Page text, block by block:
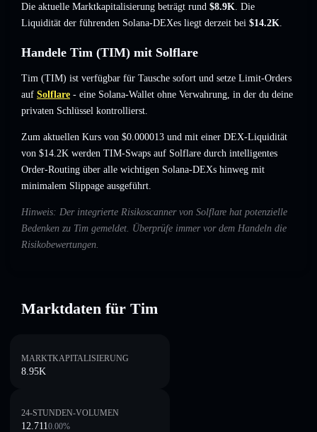
Die aktuelle Marktkapitalisierung beträgt rund $8.9K. Die
Liquidität der führenden Solana-DEXes liegt derzeit bei $14.2K.
Handele Tim (TIM) mit Solflare
Tim (TIM) ist verfügbar für Tausche sofort und setze Limit-Orders
auf Solflare - eine Solana-Wallet ohne Verwahrung, in der du deine
privaten Schlüssel kontrollierst.
Zum aktuellen Kurs von $0.000013 und mit einer DEX-Liquidität
von $14.2K werden TIM-Swaps auf Solflare durch intelligentes
Order-Routing über alle wichtigen Solana-DEXs hinweg mit
minimalem Slippage ausgeführt.
Hinweis: Der integrierte Risikoscanner von Solflare hat potenzielle
Bedenken zu Tim gemeldet. Überprüfe immer vor dem Handeln die
Risikobewertungen.
Marktdaten für Tim
MARKTKAPITALISIERUNG
8.95K
24-STUNDEN-VOLUMEN
12.7110.00%